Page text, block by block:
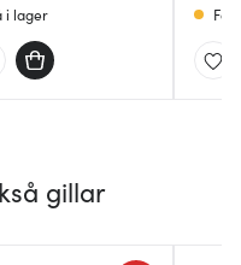
i lager Få
gillar